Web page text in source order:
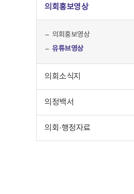
의회홍보영상
의회홍보영상
유튜브영상
의회소식지
의정백서
의회·행정자료